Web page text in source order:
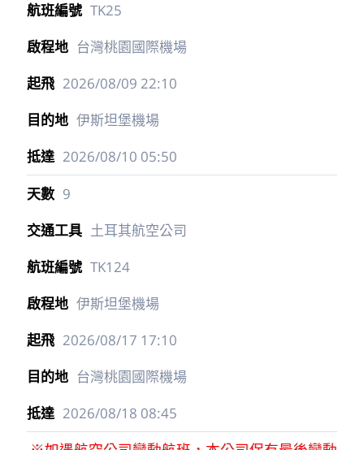
TK25
台灣桃園國際機場
2026/08/09 22:10
伊斯坦堡機場
2026/08/10 05:50
9
土耳其航空公司
TK124
伊斯坦堡機場
2026/08/17 17:10
台灣桃園國際機場
2026/08/18 08:45